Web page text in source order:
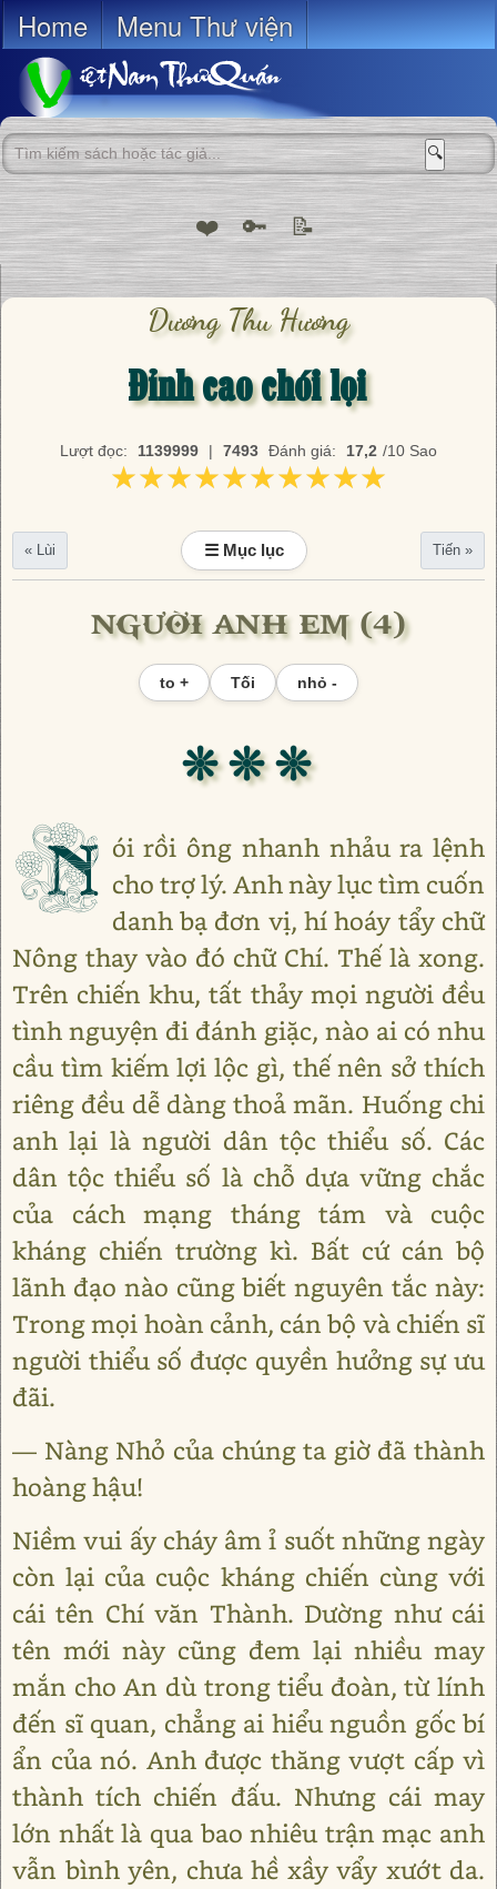
Home Menu Thư viện
🔍
❤️ 🔑 📝
Dương Thu Hương
Đỉnh cao chói lọi
Lượt đọc: 1139999 | 7493 Đánh giá: 17,2 /10 Sao
★★★★★★★★★★
★★★★★★★★★★
« Lùi ☰ Mục lục Tiến »
NGƯỜI ANH EM (4)
to + Tối nhỏ -
❊ ❊ ❊
N ói rồi ông nhanh nhảu ra lệnh
cho trợ lý. Anh này lục tìm cuốn
danh bạ đơn vị, hí hoáy tẩy chữ
Nông thay vào đó chữ Chí. Thế là xong.
Trên chiến khu, tất thảy mọi người đều
tình nguyện đi đánh giặc, nào ai có nhu
cầu tìm kiếm lợi lộc gì, thế nên sở thích
riêng đều dễ dàng thoả mãn. Huống chi
anh lại là người dân tộc thiểu số. Các
dân tộc thiểu số là chỗ dựa vững chắc
của cách mạng tháng tám và cuộc
kháng chiến trường kì. Bất cứ cán bộ
lãnh đạo nào cũng biết nguyên tắc này:
Trong mọi hoàn cảnh, cán bộ và chiến sĩ
người thiểu số được quyền hưởng sự ưu
đãi.
― Nàng Nhỏ của chúng ta giờ đã thành
hoàng hậu!
Niềm vui ấy cháy âm ỉ suốt những ngày
còn lại của cuộc kháng chiến cùng với
cái tên Chí văn Thành. Dường như cái
tên mới này cũng đem lại nhiều may
mắn cho An dù trong tiểu đoàn, từ lính
đến sĩ quan, chẳng ai hiểu nguồn gốc bí
ẩn của nó. Anh được thăng vượt cấp vì
thành tích chiến đấu. Nhưng cái may
lớn nhất là qua bao nhiêu trận mạc anh
vẫn bình yên, chưa hề xầy vẩy xướt da.